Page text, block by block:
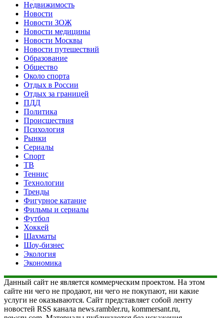
Недвижимость
Новости
Новости ЗОЖ
Новости медицины
Новости Москвы
Новости путешествий
Образование
Общество
Около спорта
Отдых в России
Отдых за границей
ПДД
Политика
Происшествия
Психология
Рынки
Сериалы
Спорт
ТВ
Теннис
Технологии
Тренды
Фигурное катание
Фильмы и сериалы
Футбол
Хоккей
Шахматы
Шоу-бизнес
Экология
Экономика
Данный сайт не является коммерческим проектом. На этом
сайте ни чего не продают, ни чего не покупают, ни какие
услуги не оказываются. Сайт представляет собой ленту
новостей RSS канала news.rambler.ru, kommersant.ru,